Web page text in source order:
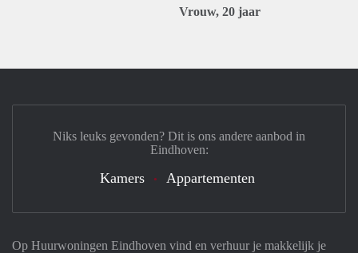
Vrouw, 20 jaar
Op Huurwoningen Eindhoven vind en verhuur je makkelijk je
Niks leuks gevonden? Dit is ons andere aanbod in
Eindhoven:
Kamers Appartementen